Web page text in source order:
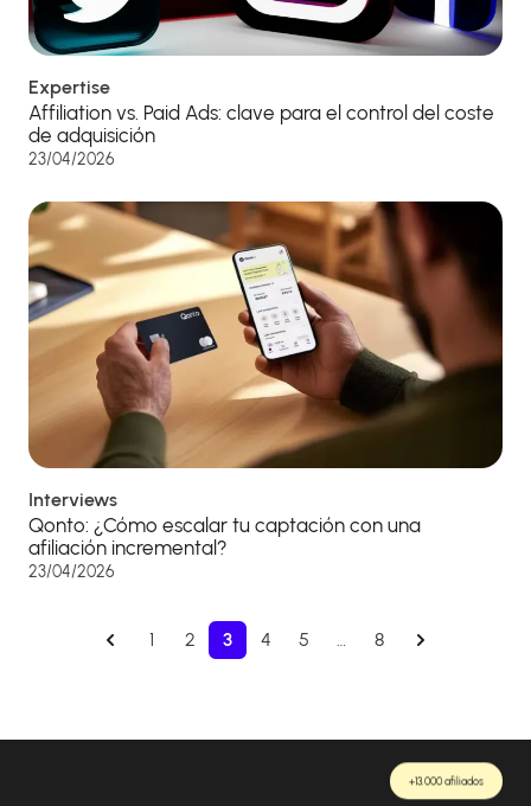
Expertise
Affiliation vs. Paid Ads: clave para el control del coste
de adquisición
23/04/2026
Interviews
Qonto: ¿Cómo escalar tu captación con una
afiliación incremental?
23/04/2026
1 2 3 4 5 … 8
+13.000 afiliados